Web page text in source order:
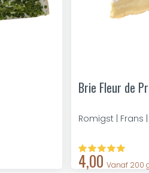
Brie Fleur de
Romigst | Frans
4,00 Vanaf 200